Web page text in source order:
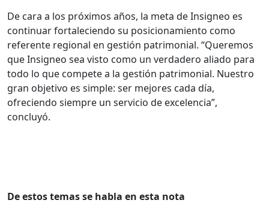
De cara a los próximos años, la meta de Insigneo es
continuar fortaleciendo su posicionamiento como
referente regional en gestión patrimonial. “Queremos
que Insigneo sea visto como un verdadero aliado para
todo lo que compete a la gestión patrimonial. Nuestro
gran objetivo es simple: ser mejores cada día,
ofreciendo siempre un servicio de excelencia”,
concluyó.
De estos temas se habla en esta nota